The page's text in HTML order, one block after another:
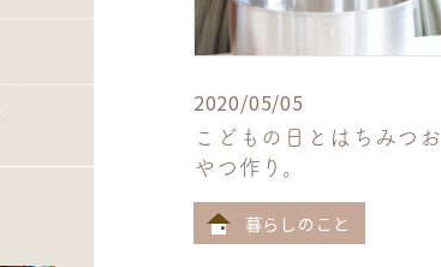
2020/05/05
こどもの日とはちみつお
やつ作り。
暮らしのこと